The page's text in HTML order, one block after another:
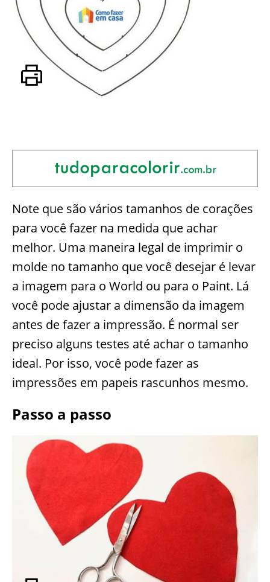
Note que são vários tamanhos de corações
para você fazer na medida que achar
melhor. Uma maneira legal de imprimir o
molde no tamanho que você desejar é levar
a imagem para o World ou para o Paint. Lá
você pode ajustar a dimensão da imagem
antes de fazer a impressão. É normal ser
preciso alguns testes até achar o tamanho
ideal. Por isso, você pode fazer as
impressões em papeis rascunhos mesmo.
Passo a passo